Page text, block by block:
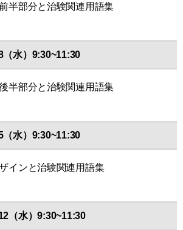
半部分と治験関連用語集
水）9:30~11:30
半部分と治験関連用語集
水）9:30~11:30
インと治験関連用語集
（水）9:30~11:30